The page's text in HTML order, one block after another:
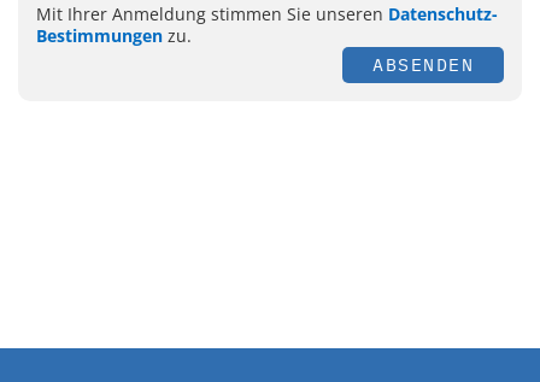
Mit Ihrer Anmeldung stimmen Sie unseren Datenschutz-
Bestimmungen zu.
ABSENDEN